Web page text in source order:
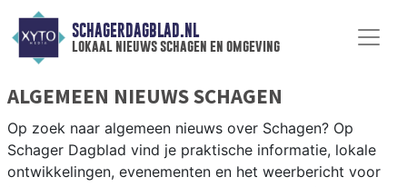
SCHAGERDAGBLAD.NL
lokaal nieuws schagen en omgeving
ALGEMEEN NIEUWS SCHAGEN
Op zoek naar algemeen nieuws over Schagen? Op
Schager Dagblad vind je praktische informatie, lokale
ontwikkelingen, evenementen en het weerbericht voor